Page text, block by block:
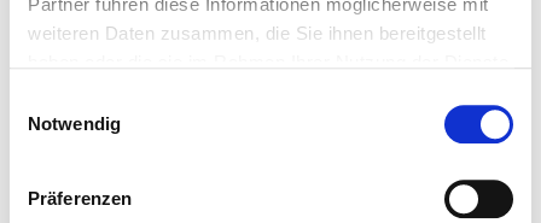
Partner führen diese Informationen möglicherweise mit
weiteren Daten zusammen, die Sie ihnen bereitgestellt
Notwendig
Präferenzen